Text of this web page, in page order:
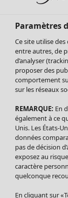
Soldes Vêtements
Tous les
Robes
Tuniques
Blouses
Tops
Gilets
Pantalon
Jupes
Paramètres
Ce site utilise des
entre autres, de
d’analyser
proposer des
comportement
sur les réseaux
REMARQUE: En
également à ce
Unis. Les États-
données
pas de décision
exposez au
caractère
quelconque
En cliquant sur